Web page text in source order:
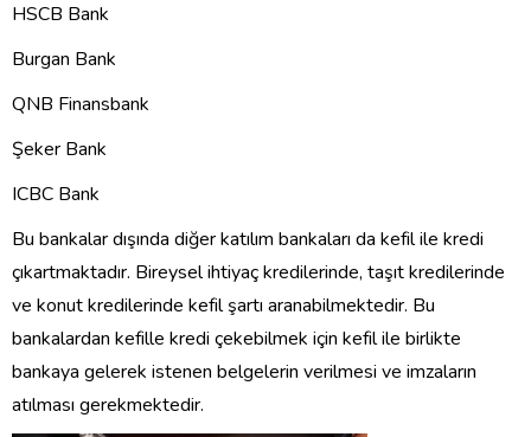
HSCB Bank
Burgan Bank
QNB Finansbank
Şeker Bank
ICBC Bank
Bu bankalar dışında diğer katılım bankaları da kefil ile kredi
çıkartmaktadır. Bireysel ihtiyaç kredilerinde, taşıt kredilerinde
ve konut kredilerinde kefil şartı aranabilmektedir. Bu
bankalardan kefille kredi çekebilmek için kefil ile birlikte
bankaya gelerek istenen belgelerin verilmesi ve imzaların
atılması gerekmektedir.